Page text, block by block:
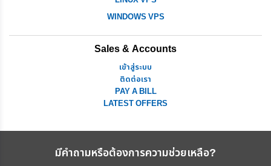
WINDOWS VPS
Sales & Accounts
เข้าสู่ระบบ
ติดต่อเรา
PAY A BILL
LATEST OFFERS
มีคำถามหรือต้องการความช่วยเหลือ?